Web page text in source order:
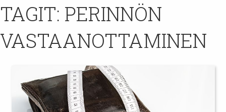
TAGIT: PERINNÖN
VASTAANOTTAMINEN